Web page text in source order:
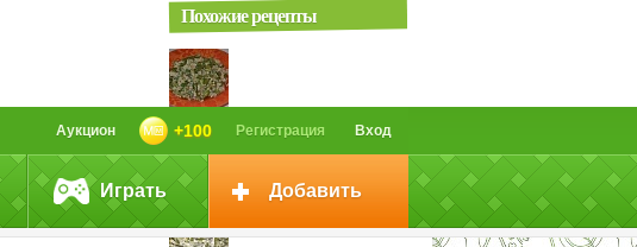
Вход
Регистрация
+100
Аукцион
Играть Добавить
Похожие рецепты
Стручковая фасоль с яйцом